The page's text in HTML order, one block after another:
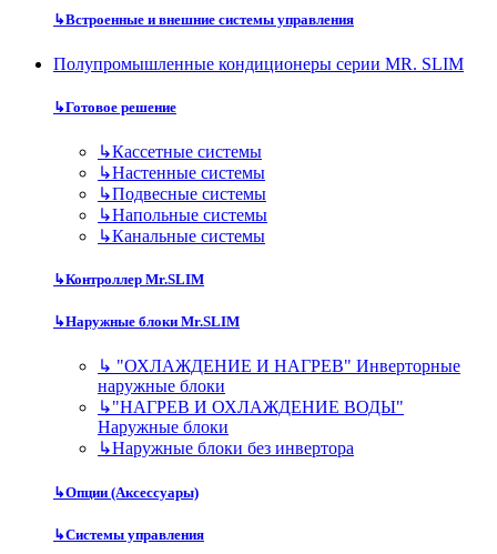
↳Встроенные и внешние системы управления
Полупромышленные кондиционеры серии MR. SLIM
↳Готовое решение
↳Кассетные системы
↳Настенные системы
↳Подвесные системы
↳Напольные системы
↳Канальные системы
↳Контроллер Mr.SLIM
↳Наружные блоки Mr.SLIM
↳ "ОХЛАЖДЕНИЕ И НАГРЕВ" Инверторные
наружные блоки
↳"НАГРЕВ И ОХЛАЖДЕНИЕ ВОДЫ"
Наружные блоки
↳Наружные блоки без инвертора
↳Опции (Аксессуары)
↳Системы управления